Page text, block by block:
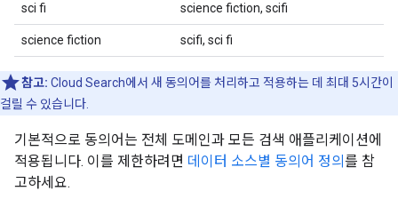
sci fi science fiction, scifi
science fiction scifi, sci fi
참고: Cloud Search에서 새 동의어를 처리하고 적용하는 데 최대 5시간이
걸릴 수 있습니다.
기본적으로 동의어는 전체 도메인과 모든 검색 애플리케이션에
적용됩니다. 이를 제한하려면 데이터 소스별 동의어 정의 를 참
고하세요.